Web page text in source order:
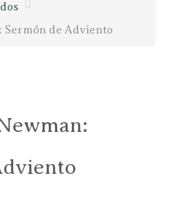
Sermón de Adviento